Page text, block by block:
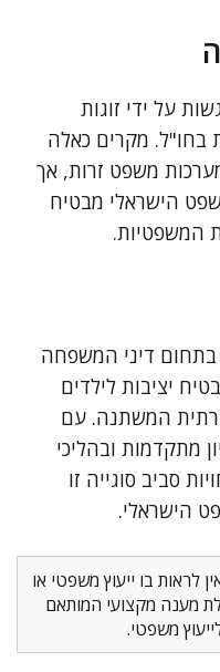
על ידי זוגות
בחו"ל. מקרים כאלה
משפט זרות, אך
הישראלי מבטיח
המשפטיות.
בתחום דיני המשפחה
יציבות לילדים
המשתנה. עם
מתקדמות ובהליכי
סביב סוגייה זו
הישראלי.
לראות בו ייעוץ משפטי או
מענה מקצועי המותאם
משפטי.